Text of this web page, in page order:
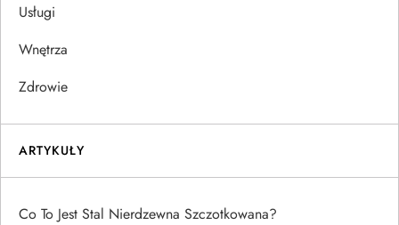
Usługi
Wnętrza
Zdrowie
ARTYKUŁY
Co To Jest Stal Nierdzewna Szczotkowana?